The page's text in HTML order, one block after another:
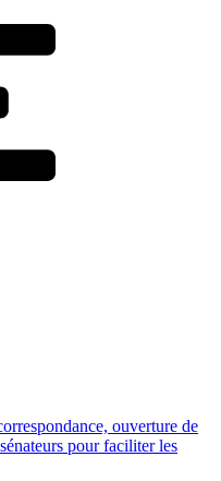
ouverture de
pour faciliter les